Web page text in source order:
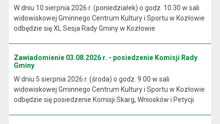
W dniu 10 sierpnia 2026 r. (poniedziałek) o godz. 10.30 w sali
widowiskowej Gminnego Centrum Kultury i Sportu w Kozłowie
odbędzie się XL Sesja Rady Gminy w Kozłowie
Zawiadomienie 03.08.2026 r. - posiedzenie Komisji Rady
Gminy
W dniu 5 sierpnia 2026 r. (środa) o godz. 9.00 w sali
widowiskowej Gminnego Centrum Kultury i Sportu w Kozłowie
odbędzie się posiedzenie Komisji Skarg, Wniosków i Petycji.